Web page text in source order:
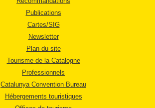
Publications
Cartes/SIG
Newsletter
Plan du site
Tourisme de la Catalogne
Professionnels
Catalunya Convention Bureau
Hébergements touristiques